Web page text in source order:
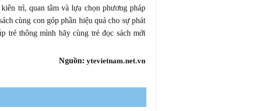
trì, quan tâm và lựa chọn phương pháp
cùng con góp phần hiệu quả cho sự phát
trẻ thông mình hãy cùng trẻ đọc sách mới
Nguồn: ytevietnam.net.vn